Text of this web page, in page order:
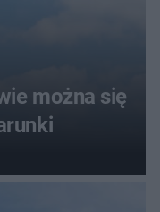
można się